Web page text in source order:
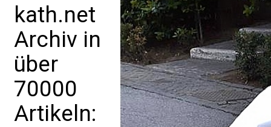
kath.net
Archiv in
über
70000
Artikeln: